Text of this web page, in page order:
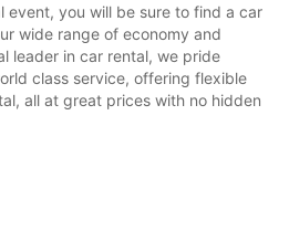
event, you will be sure to find a car
wide range of economy and
leader in car rental, we pride
class service, offering flexible
all at great prices with no hidden